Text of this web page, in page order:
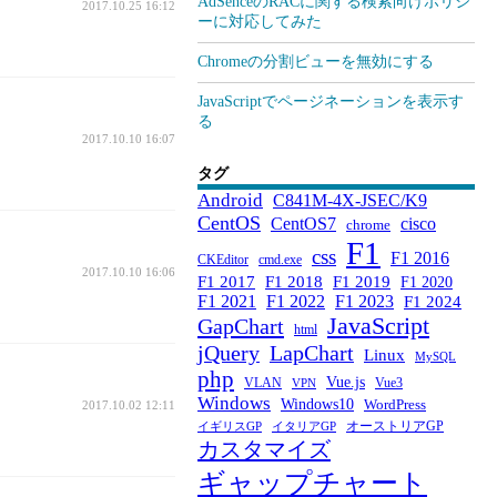
2017.10.25 16:12
2017.10.10 16:07
2017.10.10 16:06
2017.10.02 12:11
ーに対応してみた
Chromeの分割ビューを無効にする
JavaScriptでページネーションを表示す
る
タグ
Android C841M-4X-JSEC/K9
CentOS CentOS7 chrome cisco
CKEditor cmd.exe css F1
F1 2016
F1 2017 F1 2018 F1 2019 F1 2020
F1 2021 F1 2022 F1 2023 F1 2024
GapChart html JavaScript
jQuery LapChart Linux MySQL
php VLAN VPN Vue.js Vue3
Windows Windows10 WordPress
イギリスGP イタリアGP オーストリアGP
カスタマイズ
ギャップチャート